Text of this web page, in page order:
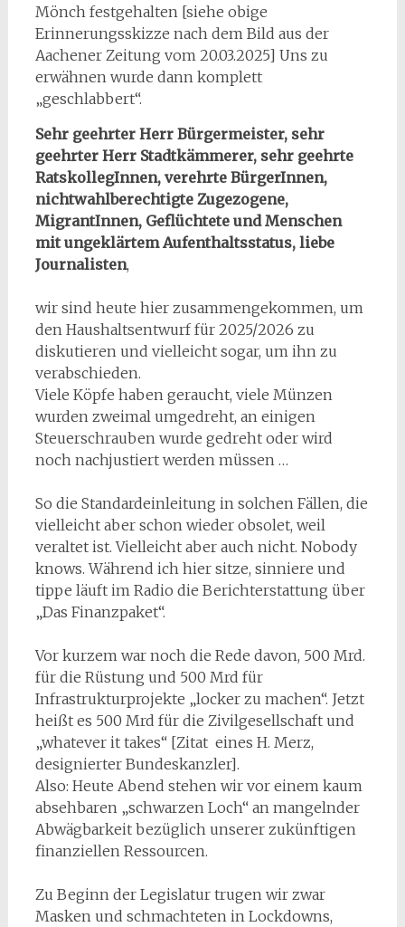
Mönch festgehalten [siehe obige
Erinnerungsskizze nach dem Bild aus der
Aachener Zeitung vom 20.03.2025] Uns zu
erwähnen wurde dann komplett
„geschlabbert“.
Sehr geehrter Herr Bürgermeister, sehr
geehrter Herr Stadtkämmerer, sehr geehrte
RatskollegInnen, verehrte BürgerInnen,
nichtwahlberechtigte Zugezogene,
MigrantInnen, Geflüchtete und Menschen
mit ungeklärtem Aufenthaltsstatus, liebe
Journalisten,
wir sind heute hier zusammengekommen, um
den Haushaltsentwurf für 2025/2026 zu
diskutieren und vielleicht sogar, um ihn zu
verabschieden.
Viele Köpfe haben geraucht, viele Münzen
wurden zweimal umgedreht, an einigen
Steuerschrauben wurde gedreht oder wird
noch nachjustiert werden müssen …
So die Standardeinleitung in solchen Fällen, die
vielleicht aber schon wieder obsolet, weil
veraltet ist. Vielleicht aber auch nicht. Nobody
knows. Während ich hier sitze, sinniere und
tippe läuft im Radio die Berichterstattung über
„Das Finanzpaket“.
Vor kurzem war noch die Rede davon, 500 Mrd.
für die Rüstung und 500 Mrd für
Infrastrukturprojekte „locker zu machen“. Jetzt
heißt es 500 Mrd für die Zivilgesellschaft und
„whatever it takes“ [Zitat eines H. Merz,
designierter Bundeskanzler].
Also: Heute Abend stehen wir vor einem kaum
absehbaren „schwarzen Loch“ an mangelnder
Abwägbarkeit bezüglich unserer zukünftigen
finanziellen Ressourcen.
Zu Beginn der Legislatur trugen wir zwar
Masken und schmachteten in Lockdowns,